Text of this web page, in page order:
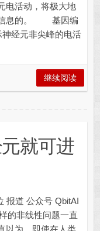
电活动，将极大地
信息的。 基因编
经元非尖峰的电活
继续阅读
就可进
道 公众号 QbitAI
非线性问题一直